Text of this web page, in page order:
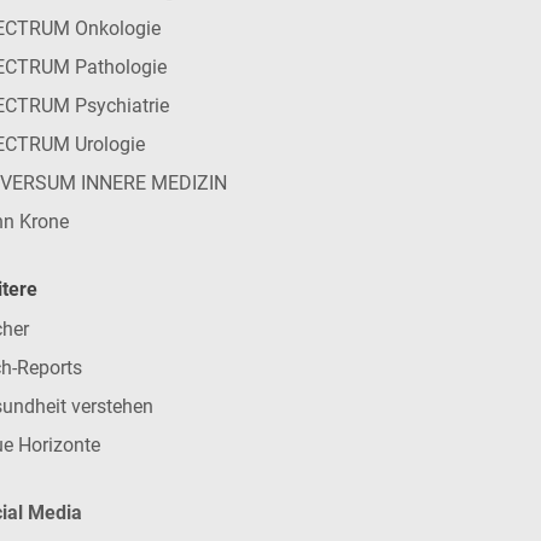
Onkologie
Pathologie
Psychiatrie
Urologie
INNERE MEDIZIN
Krone
Reports
verstehen
Horizonte
Media